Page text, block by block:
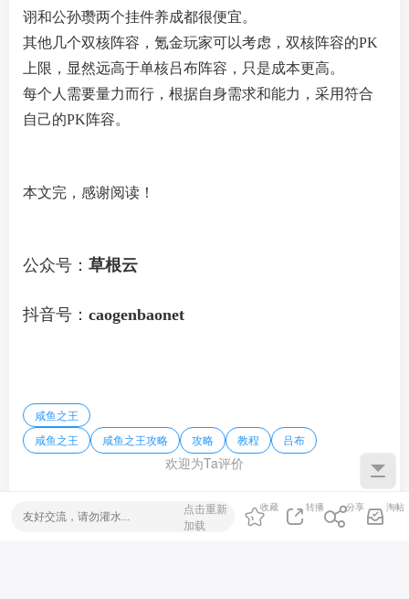
诩和公孙瓒两个挂件养成都很便宜。
其他几个双核阵容，氪金玩家可以考虑，双核阵容的PK
上限，显然远高于单核吕布阵容，只是成本更高。
每个人需要量力而行，根据自身需求和能力，采用符合
自己的PK阵容。
本文完，感谢阅读！
公众号： 草根云
抖音号： caogenbaonet
咸鱼之王
咸鱼之王
咸鱼之王攻略 攻略 教程 吕布
欢迎为Ta评价
点击重新
加载
收藏 转播 分享 淘帖